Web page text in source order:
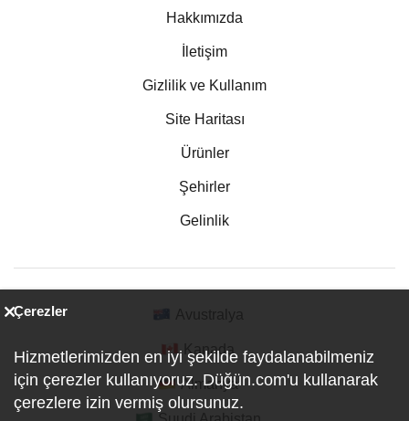
Hakkımızda
İletişim
Gizlilik ve Kullanım
Site Haritası
Ürünler
Şehirler
Gelinlik
Kanada
Almanya
Çerezler
Hizmetlerimizden en iyi şekilde faydalanabilmeniz
için çerezler kullanıyoruz. Düğün.com'u kullanarak
çerezlere izin vermiş olursunuz.